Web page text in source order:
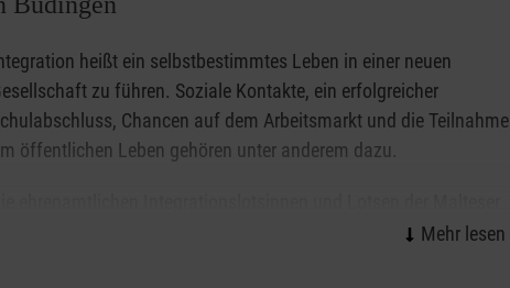
heißt ein selbstbestimmtes Leben in einer neuen
zu führen. Soziale Kontakte, ein erfolgreicher
Chancen auf dem Arbeitsmarkt und die Teilnahme
öffentlichen Leben gehören unter anderem dazu.